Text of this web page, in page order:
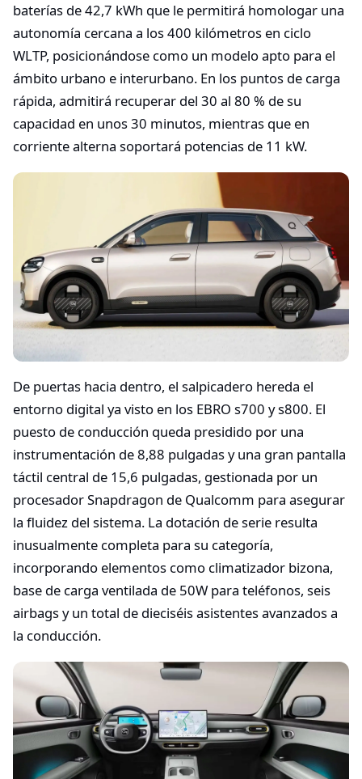
baterías de 42,7 kWh que le permitirá homologar una
autonomía cercana a los 400 kilómetros en ciclo
WLTP, posicionándose como un modelo apto para el
ámbito urbano e interurbano. En los puntos de carga
rápida, admitirá recuperar del 30 al 80 % de su
capacidad en unos 30 minutos, mientras que en
corriente alterna soportará potencias de 11 kW.
De puertas hacia dentro, el salpicadero hereda el
entorno digital ya visto en los EBRO s700 y s800. El
puesto de conducción queda presidido por una
instrumentación de 8,88 pulgadas y una gran pantalla
táctil central de 15,6 pulgadas, gestionada por un
procesador Snapdragon de Qualcomm para asegurar
la fluidez del sistema. La dotación de serie resulta
inusualmente completa para su categoría,
incorporando elementos como climatizador bizona,
base de carga ventilada de 50W para teléfonos, seis
airbags y un total de dieciséis asistentes avanzados a
la conducción.